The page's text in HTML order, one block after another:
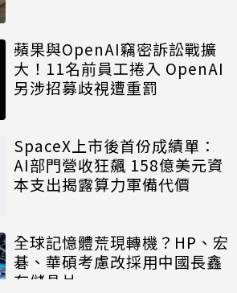
蘋果與OpenAI竊密訴訟戰擴
大！11名前員工捲入 OpenAI
另涉招募歧視遭重罰
SpaceX上市後首份成績單：
AI部門營收狂飆 158億美元資
本支出揭露算力軍備代價
全球記憶體荒現轉機？HP、宏
碁、華碩考慮改採用中國長鑫
存儲晶片